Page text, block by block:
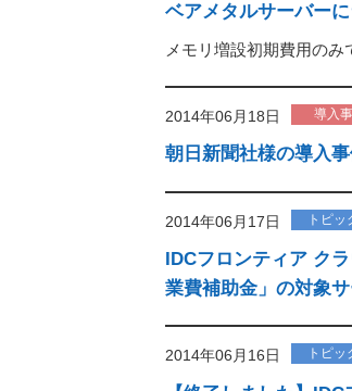
ベアメタルサーバー
メモリ増設初期費用の
2014年06月18日 導入
朝日新聞社様の導入
2014年06月17日 トピッ
IDCフロンティア ク
業費補助金」の対象
2014年06月16日 トピッ